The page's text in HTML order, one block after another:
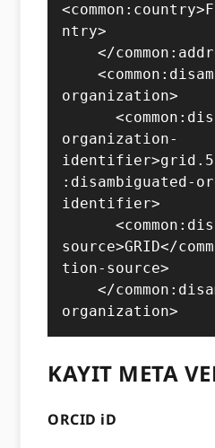
ntry>
    </common:address>
    <common:disambiguated-
organization>
      <common:disambiguated-
organization-
:disambiguated-
identifier>
      <common:disambiguation-
source>GRID</
tion-source>
    </common:disambiguated-
organization>
KAYIT META
ORCID iD